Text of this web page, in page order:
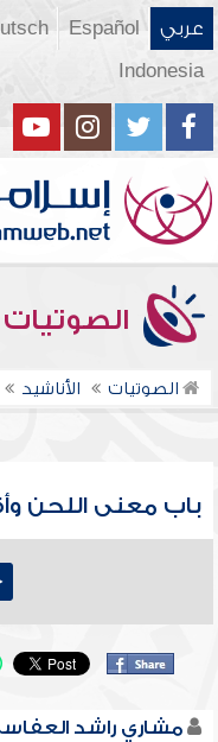
عربي Español
Indonesia
الصوتيات
الصوتيات الأناشيد
باب معنى اللحن
مشاري راشد